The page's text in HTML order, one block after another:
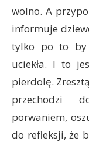
wolno. A
informuje
tylko po to by
uciekła. I to
pierdolę.
przechodzi
porwaniem,
do refleksji, że